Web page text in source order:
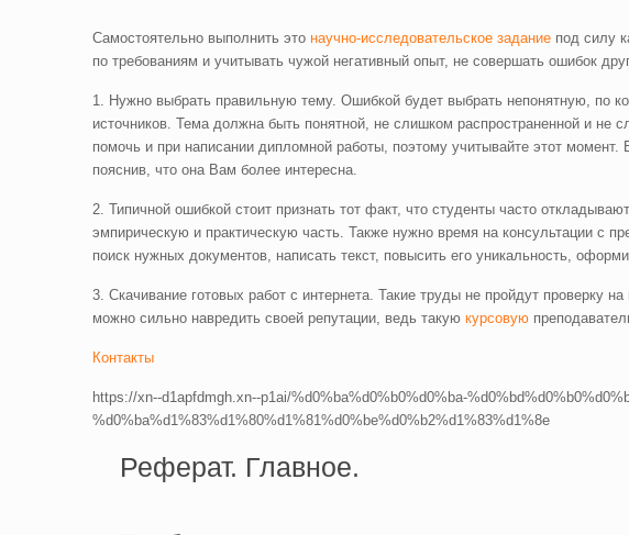
Самостоятельно выполнить это научно-исследовательское задание под силу
по требованиям и учитывать чужой негативный опыт, не совершать ошибок
1. Нужно выбрать правильную тему. Ошибкой будет выбрать непонятную, по
источников. Тема должна быть понятной, не слишком распространенной и
помочь и при написании дипломной работы, поэтому учитывайте этот
пояснив, что она Вам более интересна.
2. Типичной ошибкой стоит признать тот факт, что студенты часто
эмпирическую и практическую часть. Также нужно время на консультации с
поиск нужных документов, написать текст, повысить его уникальность,
3. Скачивание готовых работ с интернета. Такие труды не пройдут проверку
можно сильно навредить своей репутации, ведь такую курсовую
Контакты
https://xn--d1apfdmgh.xn--p1ai/%d0%ba%d0%b0%d0%ba-
%d0%ba%d1%83%d1%80%d1%81%d0%be%d0%b2%d1%83%d1%8e
Реферат. Главное.